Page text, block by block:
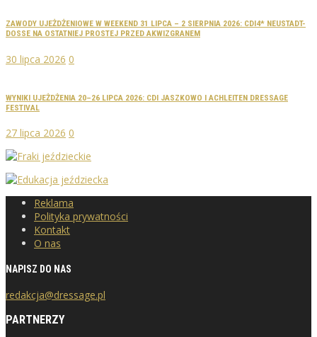
ZAWODY UJEŻDŻENIOWE W WEEKEND 31 LIPCA – 2 SIERPNIA 2026: CDI4* NEUSTADT-
DOSSE NA OSTATNIEJ PROSTEJ PRZED AKWIZGRANEM
30 lipca 2026 0
WYNIKI UJEŻDŻENIA 20–26 LIPCA 2026: CDI JASZKOWO I ACHLEITEN DRESSAGE
FESTIVAL
27 lipca 2026 0
Reklama
Polityka prywatności
Kontakt
O nas
NAPISZ DO NAS
redakcja@dressage.pl
PARTNERZY